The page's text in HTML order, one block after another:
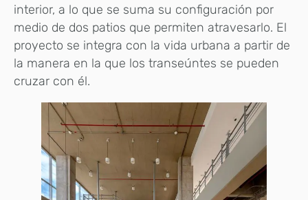
interior, a lo que se suma su configuración por
medio de dos patios que permiten atravesarlo. El
proyecto se integra con la vida urbana a partir de
la manera en la que los transeúntes se pueden
cruzar con él.